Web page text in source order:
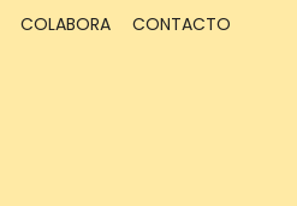
COLABORA CONTACTO